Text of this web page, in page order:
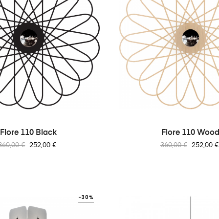
Flore 110 Black
€ Prix
252,00 €
Flore 110 Wood
Prix
360,00 € Prix
252,00 €
-30%